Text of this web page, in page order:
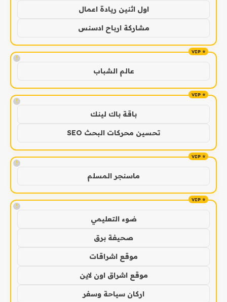
اول اثنين ريادة اعمال
مشاركة ارباح ادسنس
!
عالم الشباب
!
باقة باك لينك
تحسين محركات البحث SEO
!
ماسنجر المسلم
!
ضوء التعليمي
صحيفة برق
موقع اشراقات
موقع اشراق اون لاين
اركان سياحة وسفر